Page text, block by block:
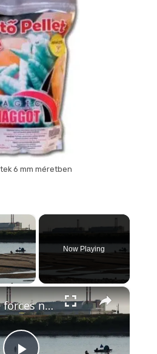
6 mm méretben
×
Video
Now Playing
×
Heatwave forces nuclear shutdown in Hungary